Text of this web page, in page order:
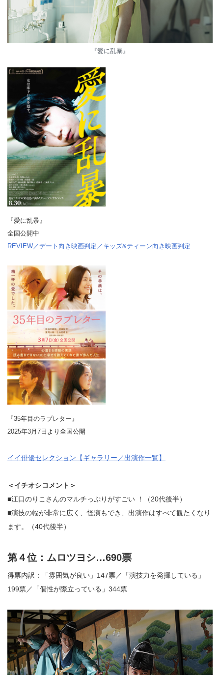
『愛に乱暴』
『愛に乱暴』
全国公開中
REVIEW／デート向き映画判定／キッズ&ティーン向き映画判定
『35年目のラブレター』
2025年3月7日より全国公開
イイ俳優セレクション【ギャラリー／出演作一覧】
＜イチオシコメント＞
■江口のりこさんのマルチっぷりがすごい ！（20代後半）
■演技の幅が非常に広く、怪演もでき、出演作はすべて観たくなり
ます。（40代後半）
第４位：ムロツヨシ…690票
得票内訳：「雰囲気が良い」147票／「演技力を発揮している」
199票／「個性が際立っている」344票